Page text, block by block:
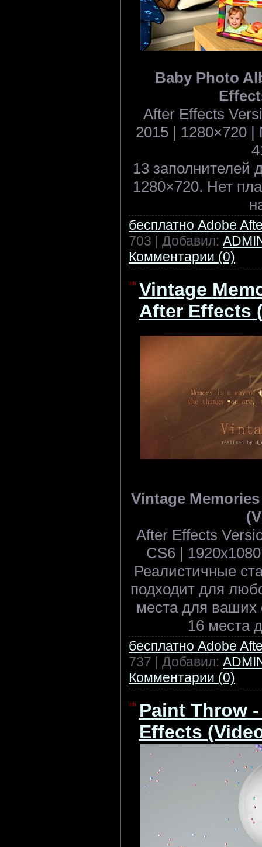
Baby Photo
After Effects
2015 | 1280×720 |
13 заполнителей
1280×720. Нет
бесплатно Adobe
703 | Добавил:
Комментарии (0)
Vintage
After Effects
Vintage
After Effects
CS6 |
Реалистичные
подходит для
места для
16 места
бесплатно Adobe
737 | Добавил:
Комментарии (0)
Paint Throw
Effects